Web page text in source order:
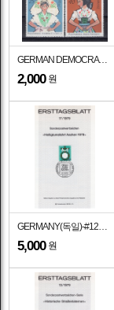
GERMAN DEMOCRATIC REPUBLIC(동독)-#1294~7(4종)-SORBIAN DANCE COSTUMES(세르비아 전통 의상)-1971.5.4일
2,000 원
GERMANY(독일)-#1297-50pf-CROSS AND CHARLEMAGNE'S EMBLEM(십자가, 샤를마뉴 대제의 상징)-기념인 멕시멈카드(MAXIMUMCARD)-1979.7.12일
5,000 원